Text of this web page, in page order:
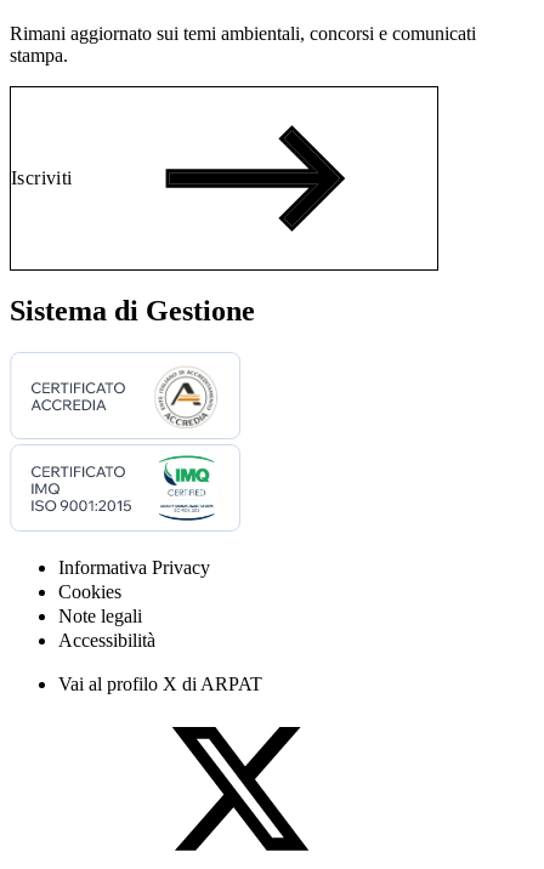
Rimani aggiornato sui temi ambientali, concorsi e comunicati
stampa.
Iscriviti
Sistema di Gestione
Informativa Privacy
Cookies
Note legali
Accessibilità
Vai al profilo X di ARPAT